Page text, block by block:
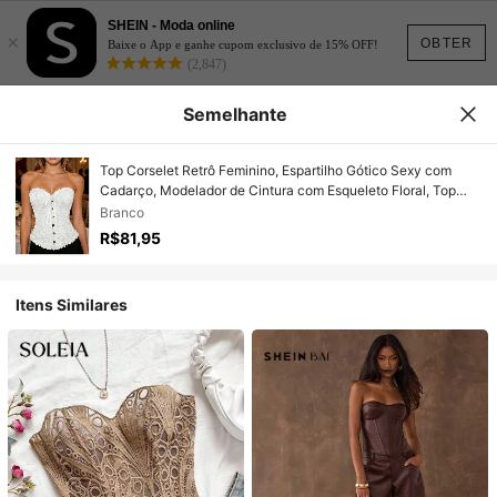
OBTER
×
SHEIN - Moda online
Baixe o App e ganhe cupom exclusivo de 15% OFF!
(2,847)
Semelhante
Top Corselet Retrô Feminino, Espartilho Gótico Sexy com
Cadarço, Modelador de Cintura com Esqueleto Floral, Top
Modelador Branco de Verão
Branco
R$81,95
Itens Similares